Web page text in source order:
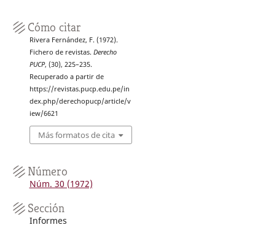
Cómo citar
Rivera Fernández, F. (1972).
Fichero de revistas. Derecho
PUCP, (30), 225–235.
Recuperado a partir de
https://revistas.pucp.edu.pe/in
dex.php/derechopucp/article/v
iew/6621
Más formatos de cita
Número
Núm. 30 (1972)
Sección
Informes